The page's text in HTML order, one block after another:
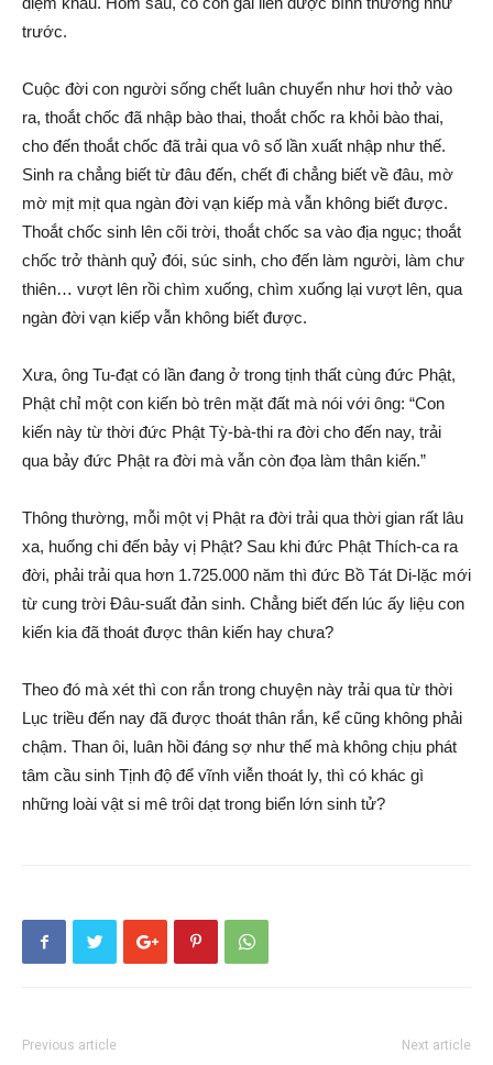
trước.
Cuộc đời con người sống chết luân chuyển như hơi thở vào
ra, thoắt chốc đã nhập bào thai, thoắt chốc ra khỏi bào thai,
cho đến thoắt chốc đã trải qua vô số lần xuất nhập như thế.
Sinh ra chẳng biết từ đâu đến, chết đi chẳng biết về đâu, mờ
mờ mịt mịt qua ngàn đời vạn kiếp mà vẫn không biết được.
Thoắt chốc sinh lên cõi trời, thoắt chốc sa vào địa ngục; thoắt
chốc trở thành quỷ đói, súc sinh, cho đến làm người, làm chư
thiên… vượt lên rồi chìm xuống, chìm xuống lại vượt lên, qua
ngàn đời vạn kiếp vẫn không biết được.
Xưa, ông Tu-đạt có lần đang ở trong tịnh thất cùng đức Phật,
Phật chỉ một con kiến bò trên mặt đất mà nói với ông: “Con
kiến này từ thời đức Phật Tỳ-bà-thi ra đời cho đến nay, trải
qua bảy đức Phật ra đời mà vẫn còn đọa làm thân kiến.”
Thông thường, mỗi một vị Phật ra đời trải qua thời gian rất lâu
xa, huống chi đến bảy vị Phật? Sau khi đức Phật Thích-ca ra
đời, phải trải qua hơn 1.725.000 năm thì đức Bồ Tát Di-lặc mới
từ cung trời Đâu-suất đản sinh. Chẳng biết đến lúc ấy liệu con
kiến kia đã thoát được thân kiến hay chưa?
Theo đó mà xét thì con rắn trong chuyện này trải qua từ thời
Lục triều đến nay đã được thoát thân rắn, kể cũng không phải
chậm. Than ôi, luân hồi đáng sợ như thế mà không chịu phát
tâm cầu sinh Tịnh độ để vĩnh viễn thoát ly, thì có khác gì
những loài vật si mê trôi dạt trong biển lớn sinh tử?
Previous article Next article